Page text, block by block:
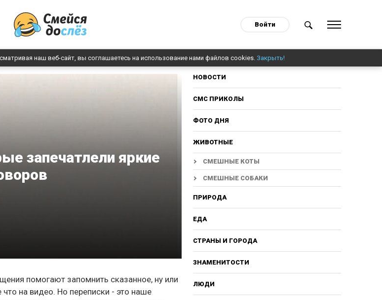
Войти
наш веб-сайт, вы соглашаетесь на использование нами файлов cookies. Закрыть!
запечатлели яркие
помогают запомнить сказанное, ну или
на видео. Но переписки - это наше
НОВОСТИ
СМС ПРИКОЛЫ
ФОТО ДНЯ
ЖИВОТНЫЕ
СМЕШНЫЕ КОТЫ
СМЕШНЫЕ СОБАКИ
ПРИРОДА
ЕДА
СТРАНЫ И ГОРОДА
ЗНАМЕНИТОСТИ
ЛЮДИ